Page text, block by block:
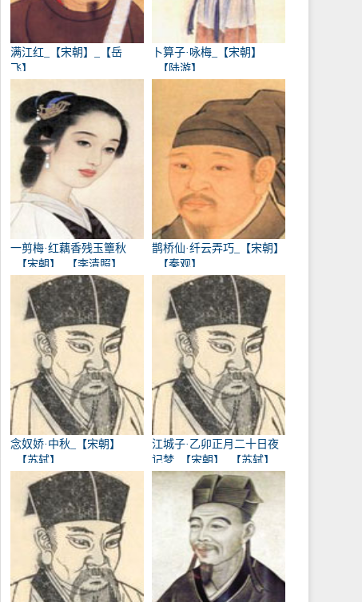
满江红_【宋朝】_【岳
飞】
卜算子·咏梅_【宋朝】
_【陆游】
一剪梅·红藕香残玉簟秋
_【宋朝】_【李清照】
鹊桥仙·纤云弄巧_【宋朝】
_【秦观】
念奴娇·中秋_【宋朝】
_【苏轼】
江城子·乙卯正月二十日夜
记梦_【宋朝】_【苏轼】